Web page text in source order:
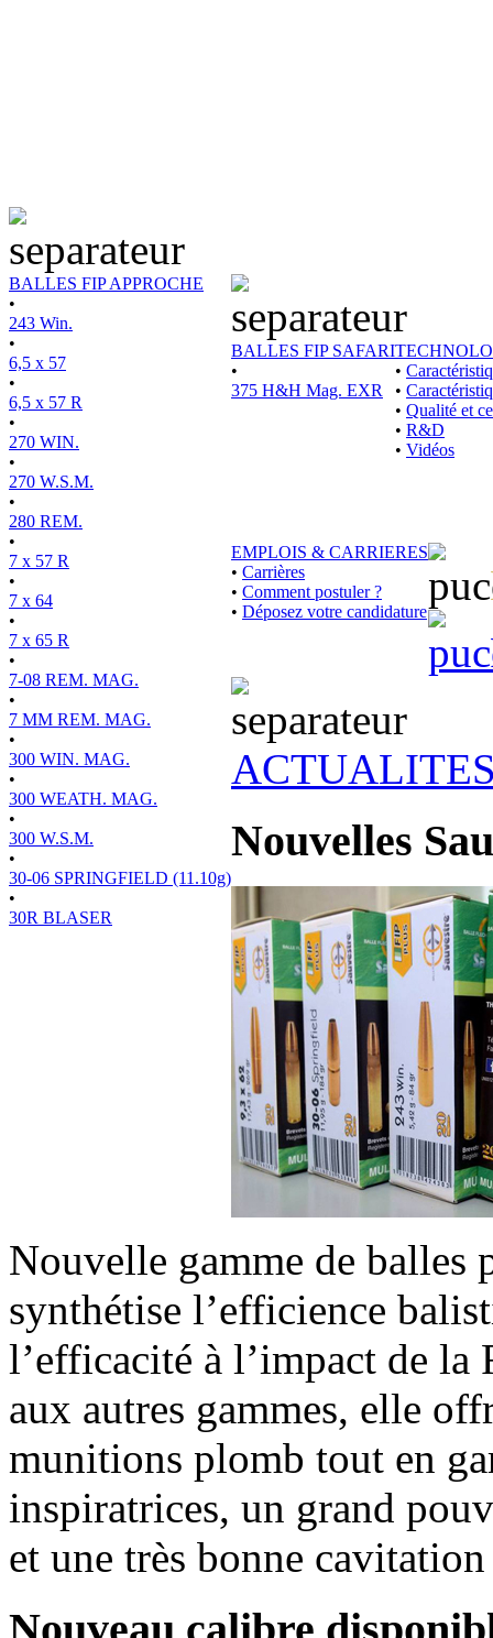
BALLES FIP APPROCHE
•
243 Win.
•
6,5 x 57
•
6,5 x 57 R
•
270 WIN.
•
270 W.S.M.
•
280 REM.
•
7 x 57 R
•
7 x 64
•
7 x 65 R
•
7-08 REM. MAG.
•
7 MM REM. MAG.
•
300 WIN. MAG.
•
300 WEATH. MAG.
•
300 W.S.M.
•
30-06 SPRINGFIELD (11.10g)
•
30R BLASER
BALLES FIP SAFARI
•
375 H&H Mag. EXR
•
•
• Qualité et
• R&D
• Vidéos
EMPLOIS & CARRIERES
• Carrières
• Comment postuler ?
• Déposez votre candidature
Nouvelles
Nouvelle gamme de balles
synthétise l’efficience
l’efficacité à l’impact de
aux autres gammes, elle
munitions plomb tout en
inspiratrices, un grand
et une très bonne